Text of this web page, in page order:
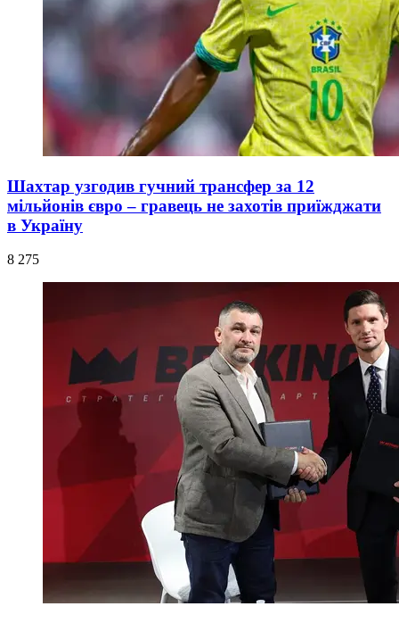
Шахтар узгодив гучний трансфер за 12
мільйонів євро – гравець не захотів приїжджати
в Україну
8 275